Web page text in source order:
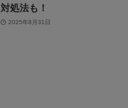
対処法も！
2025年8月31日